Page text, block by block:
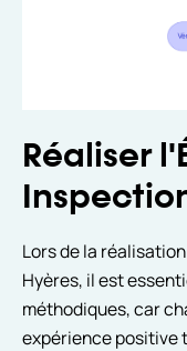
Réaliser
Lors de la
Hyères, il est
méthodiques, car
expérience positive